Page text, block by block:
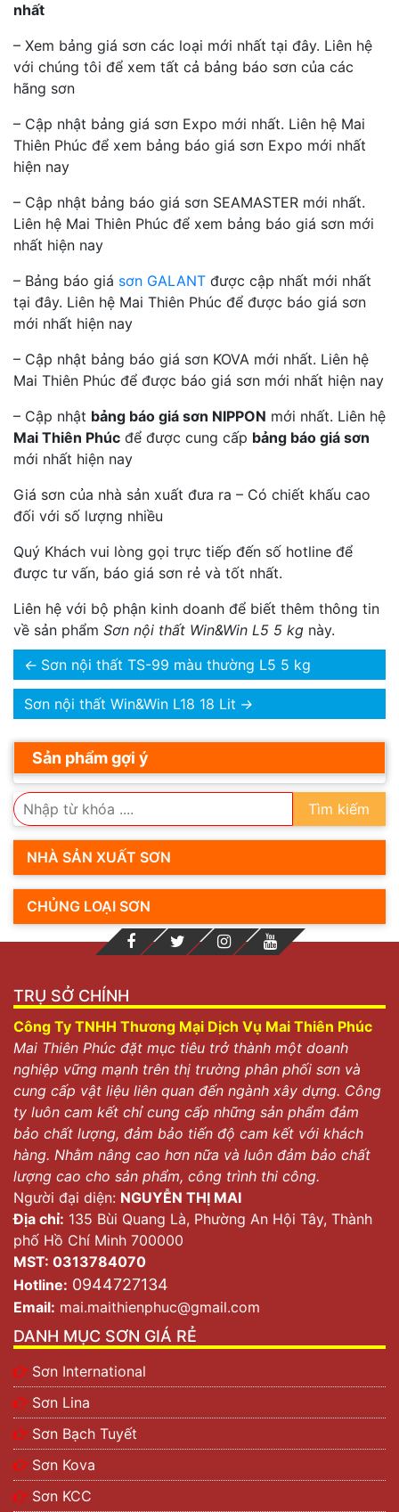
nhất
– Xem bảng giá sơn các loại mới nhất tại đây. Liên hệ
với chúng tôi để xem tất cả bảng báo sơn của các
hãng sơn
– Cập nhật bảng giá sơn Expo mới nhất. Liên hệ Mai
Thiên Phúc để xem bảng báo giá sơn Expo mới nhất
hiện nay
– Cập nhật bảng báo giá sơn SEAMASTER mới nhất.
Liên hệ Mai Thiên Phúc để xem bảng báo giá sơn mới
nhất hiện nay
– Bảng báo giá sơn GALANT được cập nhất mới nhất
tại đây. Liên hệ Mai Thiên Phúc để được báo giá sơn
mới nhất hiện nay
– Cập nhật bảng báo giá sơn KOVA mới nhất. Liên hệ
Mai Thiên Phúc để được báo giá sơn mới nhất hiện nay
– Cập nhật bảng báo giá sơn NIPPON mới nhất. Liên hệ
Mai Thiên Phúc để được cung cấp bảng báo giá sơn
mới nhất hiện nay
Giá sơn của nhà sản xuất đưa ra – Có chiết khấu cao
đối với số lượng nhiều
Quý Khách vui lòng gọi trực tiếp đến số hotline để
được tư vấn, báo giá sơn rẻ và tốt nhất.
Liên hệ với bộ phận kinh doanh để biết thêm thông tin
về sản phẩm Sơn nội thất Win&Win L5 5 kg này.
← Sơn nội thất TS-99 màu thường L5 5 kg
Sơn nội thất Win&Win L18 18 Lit →
Sản phẩm gợi ý
Tìm kiếm
NHÀ SẢN XUẤT SƠN
CHỦNG LOẠI SƠN
TRỤ SỞ CHÍNH
Công Ty TNHH Thương Mại Dịch Vụ Mai Thiên Phúc
Mai Thiên Phúc đặt mục tiêu trở thành một doanh
nghiệp vững mạnh trên thị trường phân phối sơn và
cung cấp vật liệu liên quan đến ngành xây dựng. Công
ty luôn cam kết chỉ cung cấp những sản phẩm đảm
bảo chất lượng, đảm bảo tiến độ cam kết với khách
hàng. Nhằm nâng cao hơn nữa và luôn đảm bảo chất
lượng cao cho sản phẩm, công trình thi công.
Người đại diện: NGUYỄN THỊ MAI
Địa chỉ: 135 Bùi Quang Là, Phường An Hội Tây, Thành
phố Hồ Chí Minh 700000
MST: 0313784070
Hotline: 0944727134
Email: mai.maithienphuc@gmail.com
DANH MỤC SƠN GIÁ RẺ
Sơn International
Sơn Lina
Sơn Bạch Tuyết
Sơn Kova
Sơn KCC